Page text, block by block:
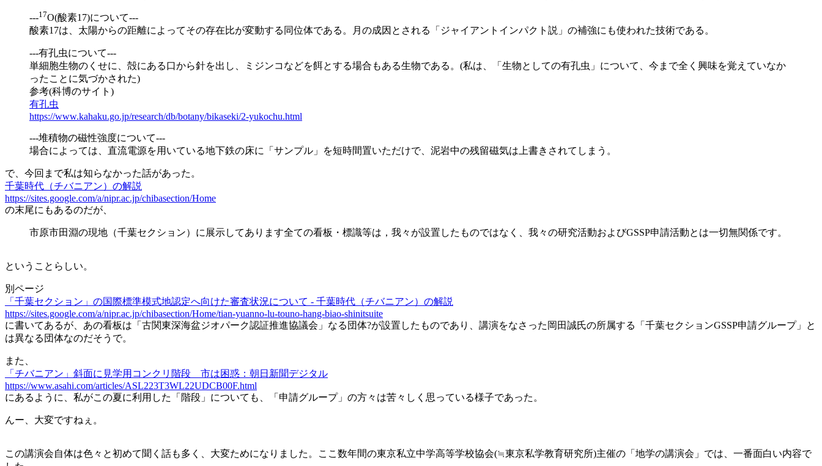
---17O(酸素17)について---
酸素17は、太陽からの距離によってその存在比が変動する同位体である。月の成因とされる「ジャイアントインパクト説」の補強にも使われた技術である。
---有孔虫について---
単細胞生物のくせに、殻にある口から針を出し、ミジンコなどを餌とする場合もある生物である。(私は、「生物としての有孔虫」について、今まで全く興味を覚えていなか
ったことに気づかされた)
参考(科博のサイト)
有孔虫
https://www.kahaku.go.jp/research/db/botany/bikaseki/2-yukochu.html
---堆積物の磁性強度について---
場合によっては、直流電源を用いている地下鉄の床に「サンプル」を短時間置いただけで、泥岩中の残留磁気は上書きされてしまう。
で、今回まで私は知らなかった話があった。
千葉時代（チバニアン）の解説
https://sites.google.com/a/nipr.ac.jp/chibasection/Home
の末尾にもあるのだが、
市原市田淵の現地（千葉セクション）に展示してあります全ての看板・標識等は，我々が設置したものではなく、我々の研究活動およびGSSP申請活動とは一切無関係です。
ということらしい。
別ページ
「千葉セクション」の国際標準模式地認定へ向けた審査状況について - 千葉時代（チバニアン）の解説
https://sites.google.com/a/nipr.ac.jp/chibasection/Home/tian-yuanno-lu-touno-hang-biao-shinitsuite
に書いてあるが、あの看板は「古関東深海盆ジオパーク認証推進協議会」なる団体?が設置したものであり、講演をなさった岡田誠氏の所属する「千葉セクションGSSP申請グループ」と
は異なる団体なのだそうで。
また、
「チバニアン」斜面に見学用コンクリ階段 市は困惑：朝日新聞デジタル
https://www.asahi.com/articles/ASL223T3WL22UDCB00F.html
にあるように、私がこの夏に利用した「階段」についても、「申請グループ」の方々は苦々しく思っている様子であった。
んー、大変ですねぇ。
この講演会自体は色々と初めて聞く話も多く、大変ためになりました。ここ数年間の東京私立中学高等学校協会(≒東京私学教育研究所)主催の「地学の講演会」では、一番面白い内容で